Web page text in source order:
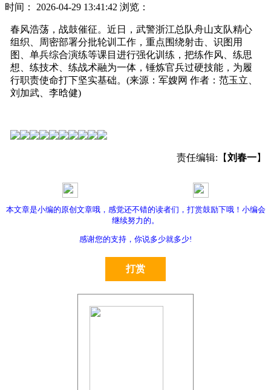
时间： 2026-04-29 13:41:42 浏览：
春风浩荡，战鼓催征。近日，武警浙江总队舟山支队精心
组织、周密部署分批轮训工作，重点围绕射击、识图用
图、单兵综合演练等课目进行强化训练，把练作风、练思
想、练技术、练战术融为一体，锤炼官兵过硬技能，为履
行职责使命打下坚实基础。(来源：军嫂网 作者：范玉立、
刘加武、李晗健)
责任编辑:【刘春一】
第五届最美军嫂活动 关注五盾之家公众号
本文章是小编的原创文章哦，感觉还不错的读者们，打赏鼓励下哦！小编会
继续努力的。
感谢您的支持，你说多少就多少!
打赏